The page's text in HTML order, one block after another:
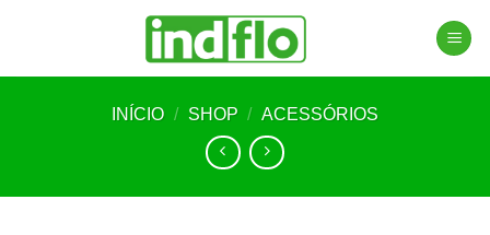
INÍCIO / SHOP / ACESSÓRIOS